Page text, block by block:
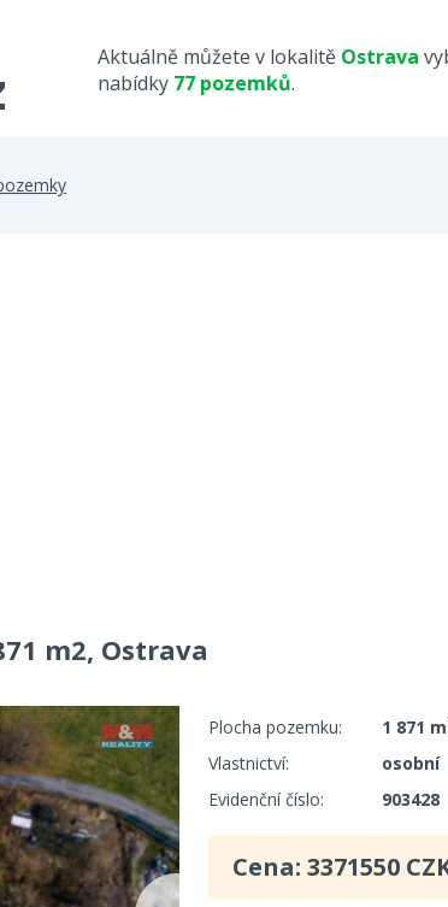
Aktuálně můžete v lokalitě Ostrava
nabídky 77 pozemků.
m2, Ostrava
Plocha pozemku: 1 871 m
Vlastnictví:
osobní
Evidenční číslo:
903428
Cena: 3371550